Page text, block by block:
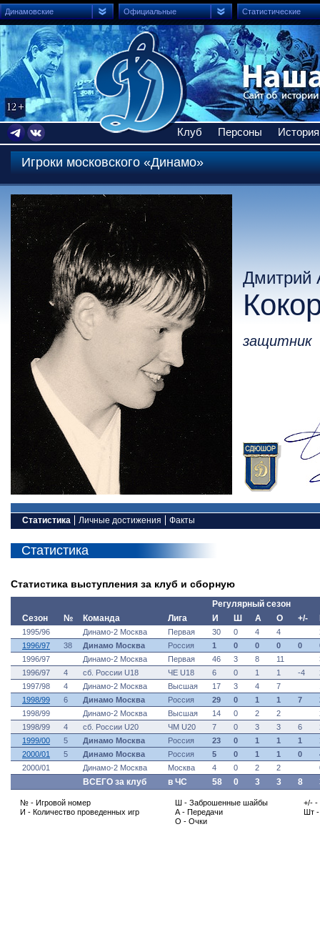
Динамовские Официальные Статистические
Клуб Персоны История
Игроки московского «Динамо»
Дмитрий
защитник
Статистика
Статистика
Статистика выступления за клуб и сборную
Регулярный сезон
Сезон
№ Команда Лига И Ш А О +/-
1995/96 Динамо-2 Москва Первая 30 0 4 4
1996/97
38 Динамо Москва Россия 1 0 0 0 0
1996/97
Динамо-2 Москва Первая 46 3 8 11
1996/97
4 сб. России U18 ЧЕ U18 6 0 1 1 -4
1997/98
4 Динамо-2 Москва Высшая 17 3 4 7
1998/99
6 Динамо Москва Россия 29 0 1 1 7
1998/99
Динамо-2 Москва Высшая 14 0 2 2
1998/99
4 сб. России U20 ЧМ U20 7 0 3 3 6
1999/00
5 Динамо Москва Россия 23 0 1 1 1
2000/01
5 Динамо Москва Россия 5 0 1 1 0
2000/01
Динамо-2 Москва Москва 4 0 2 2
ВСЕГО за клуб в ЧС 58 0 3 3 8
№ - Игровой номер
И - Количество проведенных игр
Ш - Заброшенные шайбы
А - Передачи
О - Очки
+/-
Шт -
Личные достижения Факты